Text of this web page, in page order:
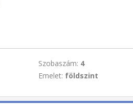
Szobaszám: 4
Emelet: földszint